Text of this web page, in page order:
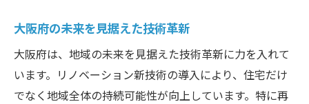
大阪府の未来を見据えた技術革新
大阪府は、地域の未来を見据えた技術革新に力を入れて
います。リノベーション新技術の導入により、住宅だけ
でなく地域全体の持続可能性が向上しています。特に再